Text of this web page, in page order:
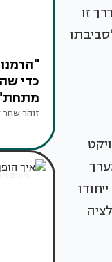
זו
כדי
זוהר שחר
עיצוב